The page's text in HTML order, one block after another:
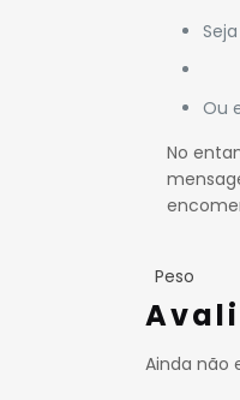
Ou
No
Peso
Ainda não